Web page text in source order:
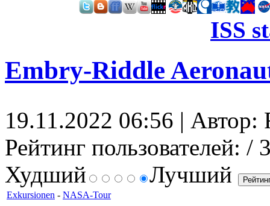
ISS
Embry-Riddle
19.11.2022 06:56 |
Рейтинг пользователей: /
Худший
Лучший
Exkursionen - NASA-Tour